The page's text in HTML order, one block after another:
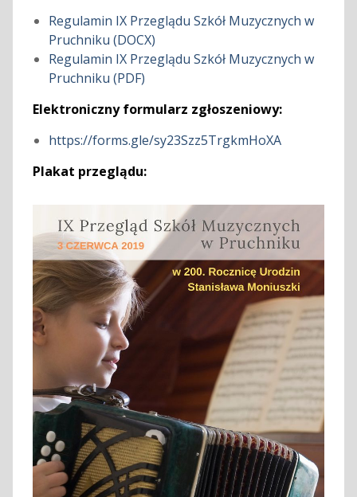
Regulamin IX Przeglądu Szkół Muzycznych w
Pruchniku (DOCX)
Regulamin IX Przeglądu Szkół Muzycznych w
Pruchniku (PDF)
Elektroniczny formularz zgłoszeniowy:
https://forms.gle/sy23Szz5TrgkmHoXA
Plakat przeglądu: